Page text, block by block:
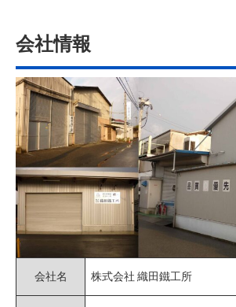
会社情報
会社名 株式会社 織田鐵工所